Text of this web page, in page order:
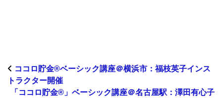
ココロ貯金®︎ベーシック講座＠横浜市：福枝英子インス
トラクター開催
「ココロ貯金®」ベーシック講座＠名古屋駅：澤田有心子